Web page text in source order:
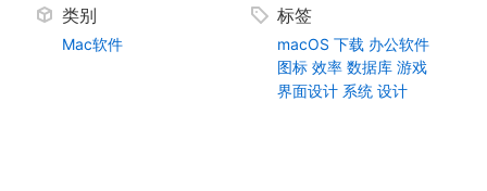
类别
Mac软件
标签
macOS 下载 办公软件
图标 效率 数据库 游戏
界面设计 系统 设计